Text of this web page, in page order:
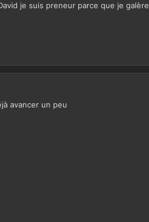
je suis preneur parce que je galère
avancer un peu